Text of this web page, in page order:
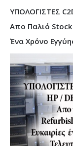
ΥΠΟΛΟΓΙΣΤΕΣ
Απο Παλιό Stock
Ένα Χρόνο